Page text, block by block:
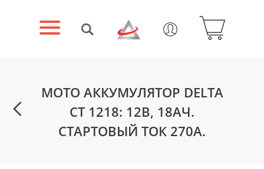
МОТО АККУМУЛЯТОР DELTA
CT 1218: 12В, 18АЧ.
СТАРТОВЫЙ ТОК 270А.